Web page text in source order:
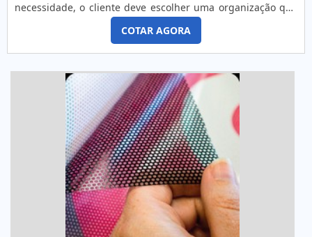
necessidade, o cliente deve escolher uma organização que
se destaque por um bom suporte pré-venda e tenha ampla
experiência no ramo.MAIS DETALHES INTERESSANTES
SOBRE RÓTULOS ADESIVOSQuem precisa de rótulos
serviços, consegue encont...
COTAR AGORA